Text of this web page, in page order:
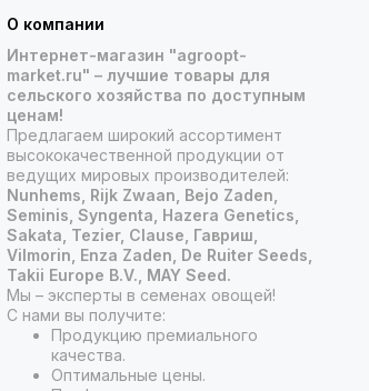
О компании
Интернет-магазин "agroopt-
market.ru" – лучшие товары для
сельского хозяйства по доступным
ценам!
Предлагаем широкий ассортимент
высококачественной продукции от
ведущих мировых производителей:
Nunhems, Rijk Zwaan, Bejo Zaden,
Seminis, Syngenta, Hazera Genetics,
Sakata, Tezier, Clause, Гавриш,
Vilmorin, Enza Zaden, De Ruiter Seeds,
Takii Europe B.V., MAY Seed.
Мы – эксперты в семенах овощей!
С нами вы получите:
Продукцию премиального
качества.
Оптимальные цены.